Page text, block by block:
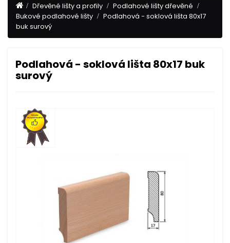
Dřevěné lišty a profily
Podlahové lišty dřevěné
Bukové podlahové lišty
Podlahová - soklová lišta 80x17
buk surový
Podlahová - soklová lišta 80x17 buk
surový